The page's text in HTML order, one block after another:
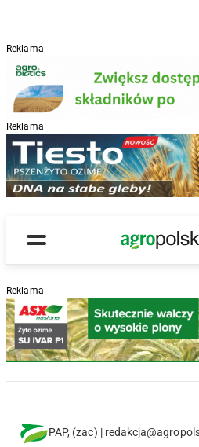
Reklama
Reklama
Menu
Main Logo
Reklama
PAP, (zac) |